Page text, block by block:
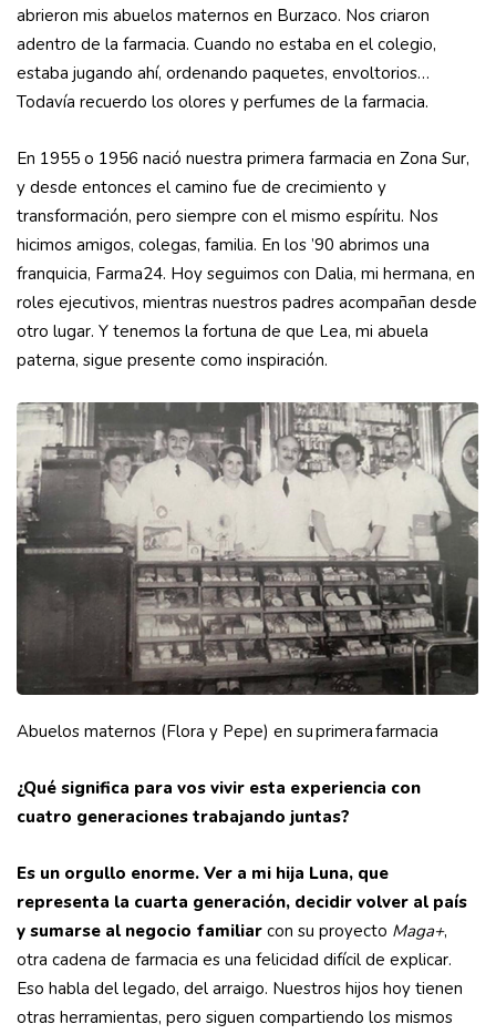
abrieron mis abuelos maternos en Burzaco. Nos criaron
adentro de la farmacia. Cuando no estaba en el colegio,
estaba jugando ahí, ordenando paquetes, envoltorios…
Todavía recuerdo los olores y perfumes de la farmacia.
En 1955 o 1956 nació nuestra primera farmacia en Zona Sur,
y desde entonces el camino fue de crecimiento y
transformación, pero siempre con el mismo espíritu. Nos
hicimos amigos, colegas, familia. En los ’90 abrimos una
franquicia, Farma24. Hoy seguimos con Dalia, mi hermana, en
roles ejecutivos, mientras nuestros padres acompañan desde
otro lugar. Y tenemos la fortuna de que Lea, mi abuela
paterna, sigue presente como inspiración.
Abuelos maternos (Flora y Pepe) en su primera farmacia
¿Qué significa para vos vivir esta experiencia con
cuatro generaciones trabajando juntas?
Es un orgullo enorme. Ver a mi hija Luna, que
representa la cuarta generación, decidir volver al país
y sumarse al negocio familiar con su proyecto Maga+,
otra cadena de farmacia es una felicidad difícil de explicar.
Eso habla del legado, del arraigo. Nuestros hijos hoy tienen
otras herramientas, pero siguen compartiendo los mismos